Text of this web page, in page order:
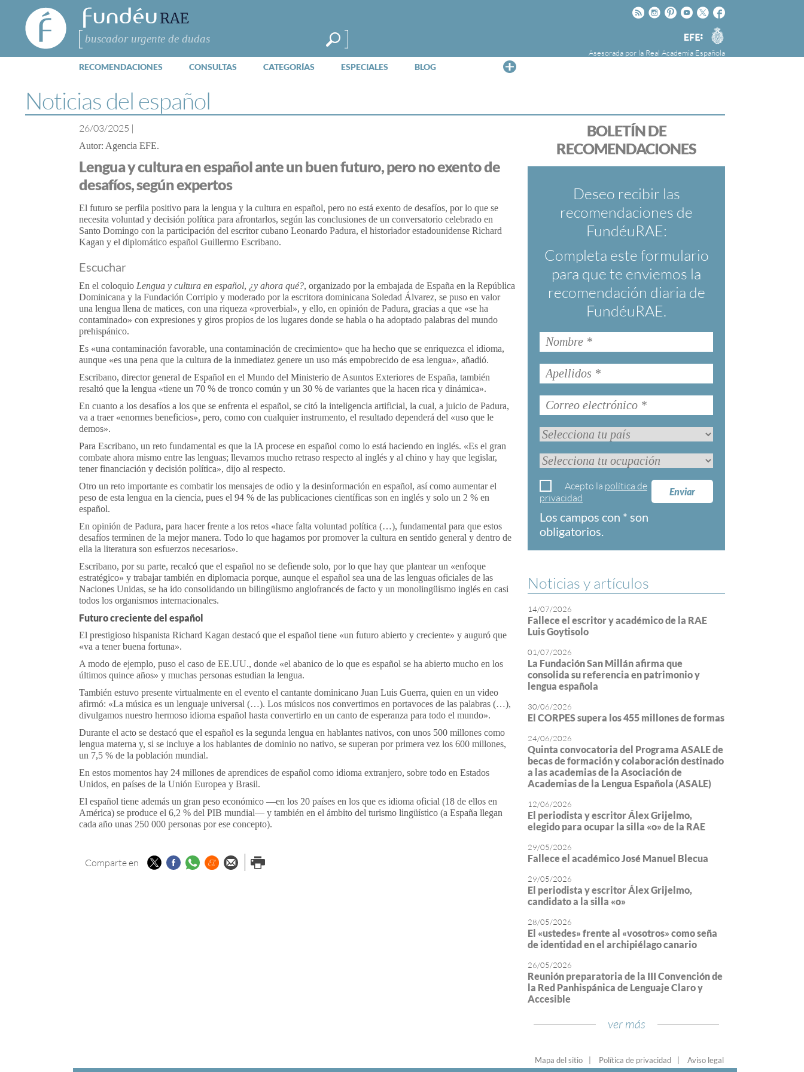
FundéuRAE
- Fundación
del Español
Urgente
Buscar
Facebook
Twitter
Youtube
Pinteres
Instagram
Rss
Agencia
EFE
Asesorada por la Real Academia Española
RECOMENDACIONES CONSULTAS CATEGORÍAS ESPECIALES BLOG
la Agencia Efe y la Real Academia Española,
cuyo objetivo es colaborar con el buen uso del
español en los medios de comunicación y en
Internet.
Noticias del español
BOLETÍN DE
RECOMENDACIONES
Deseo recibir las
recomendaciones de
FundéuRAE:
Completa este formulario
para que te enviemos la
recomendación diaria de
FundéuRAE.
Enviar
Acepto la política de
privacidad
Los campos con * son
obligatorios.
26/03/2025 |
Agencia EFE
Lengua y cultura en español ante un buen futuro, pero no exento de
desafíos, según expertos
El futuro se perfila positivo para la lengua y la cultura en español, pero no está exento de desafíos, por lo que se
necesita voluntad y decisión política para afrontarlos, según las conclusiones de un conversatorio celebrado en
Santo Domingo con la participación del escritor cubano Leonardo Padura, el historiador estadounidense Richard
Kagan y el diplomático español Guillermo Escribano.
Escuchar
En el coloquio Lengua y cultura en español, ¿y ahora qué?, organizado por la embajada de España en la República
Dominicana y la Fundación Corripio y moderado por la escritora dominicana Soledad Álvarez, se puso en valor
una lengua llena de matices, con una riqueza «proverbial», y ello, en opinión de Padura, gracias a que «se ha
contaminado» con expresiones y giros propios de los lugares donde se habla o ha adoptado palabras del mundo
prehispánico.
Es «una contaminación favorable, una contaminación de crecimiento» que ha hecho que se enriquezca el idioma,
aunque «es una pena que la cultura de la inmediatez genere un uso más empobrecido de esa lengua», añadió.
Escribano, director general de Español en el Mundo del Ministerio de Asuntos Exteriores de España, también
resaltó que la lengua «tiene un 70 % de tronco común y un 30 % de variantes que la hacen rica y dinámica».
En cuanto a los desafíos a los que se enfrenta el español, se citó la inteligencia artificial, la cual, a juicio de Padura,
va a traer «enormes beneficios», pero, como con cualquier instrumento, el resultado dependerá del «uso que le
demos».
Para Escribano, un reto fundamental es que la IA procese en español como lo está haciendo en inglés. «Es el gran
combate ahora mismo entre las lenguas; llevamos mucho retraso respecto al inglés y al chino y hay que legislar,
tener financiación y decisión política», dijo al respecto.
Otro un reto importante es combatir los mensajes de odio y la desinformación en español, así como aumentar el
peso de esta lengua en la ciencia, pues el 94 % de las publicaciones científicas son en inglés y solo un 2 % en
español.
En opinión de Padura, para hacer frente a los retos «hace falta voluntad política (…), fundamental para que estos
desafíos terminen de la mejor manera. Todo lo que hagamos por promover la cultura en sentido general y dentro de
ella la literatura son esfuerzos necesarios».
Escribano, por su parte, recalcó que el español no se defiende solo, por lo que hay que plantear un «enfoque
estratégico» y trabajar también en diplomacia porque, aunque el español sea una de las lenguas oficiales de las
Naciones Unidas, se ha ido consolidando un bilingüismo anglofrancés de facto y un monolingüismo inglés en casi
todos los organismos internacionales.
Futuro creciente del español
El prestigioso hispanista Richard Kagan destacó que el español tiene «un futuro abierto y creciente» y auguró que
«va a tener buena fortuna».
A modo de ejemplo, puso el caso de EE.UU., donde «el abanico de lo que es español se ha abierto mucho en los
últimos quince años» y muchas personas estudian la lengua.
También estuvo presente virtualmente en el evento el cantante dominicano Juan Luis Guerra, quien en un video
afirmó: «La música es un lenguaje universal (…). Los músicos nos convertimos en portavoces de las palabras (…),
divulgamos nuestro hermoso idioma español hasta convertirlo en un canto de esperanza para todo el mundo».
Durante el acto se destacó que el español es la segunda lengua en hablantes nativos, con unos 500 millones como
lengua materna y, si se incluye a los hablantes de dominio no nativo, se superan por primera vez los 600 millones,
un 7,5 % de la población mundial.
En estos momentos hay 24 millones de aprendices de español como idioma extranjero, sobre todo en Estados
Unidos, en países de la Unión Europea y Brasil.
El español tiene además un gran peso económico —en los 20 países en los que es idioma oficial (18 de ellos en
América) se produce el 6,2 % del PIB mundial— y también en el ámbito del turismo lingüístico (a España llegan
cada año unas 250 000 personas por ese concepto).
Comparte en TwitterFacebook
Whatsapp
Menéame
Enviar porImprimir
Noticias y artículos
14/07/2026
Fallece el escritor y académico de la RAE
Luis Goytisolo
01/07/2026
La Fundación San Millán afirma que
consolida su referencia en patrimonio y
lengua española
30/06/2026
El CORPES supera los 455 millones de formas
24/06/2026
Quinta convocatoria del Programa ASALE de
becas de formación y colaboración destinado
a las academias de la Asociación de
Academias de la Lengua Española (ASALE)
12/06/2026
El periodista y escritor Álex Grijelmo,
elegido para ocupar la silla «o» de la RAE
29/05/2026
Fallece el académico José Manuel Blecua
29/05/2026
El periodista y escritor Álex Grijelmo,
candidato a la silla «o»
28/05/2026
El «ustedes» frente al «vosotros» como seña
de identidad en el archipiélago canario
26/05/2026
Reunión preparatoria de la III Convención de
la Red Panhispánica de Lenguaje Claro y
Accesible
ver más
Mapa del sitio Política de privacidad Aviso legal